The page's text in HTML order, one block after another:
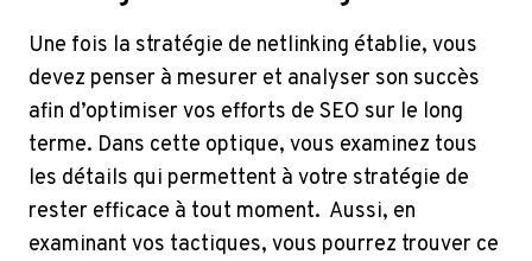
Une fois la stratégie de netlinking établie, vous
devez penser à mesurer et analyser son succès
afin d’optimiser vos efforts de SEO sur le long
terme. Dans cette optique, vous examinez tous
les détails qui permettent à votre stratégie de
rester efficace à tout moment. Aussi, en
examinant vos tactiques, vous pourrez trouver ce